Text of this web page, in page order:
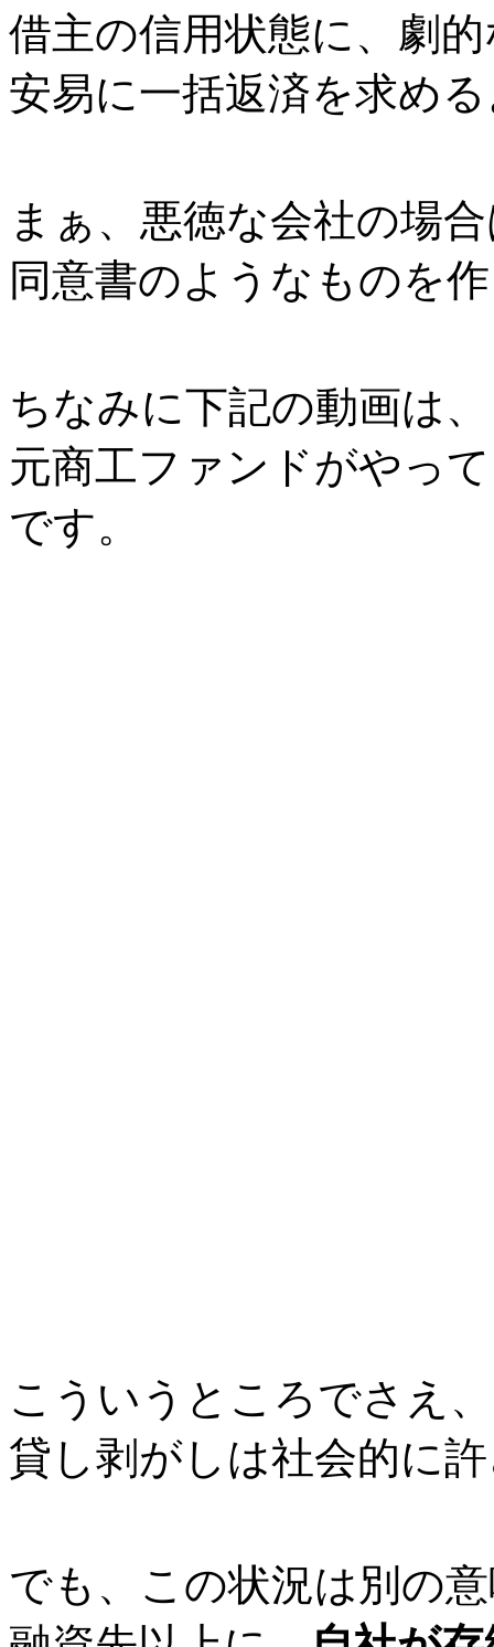
借主の信用状態に、劇
安易に一括返済を求め
まぁ、悪徳な会社の場
同意書のようなものを
ちなみに下記の動画は、
元商工ファンドがやっ
です。
こういうところでさえ、
貸し剥がしは社会的に
でも、この状況は別の